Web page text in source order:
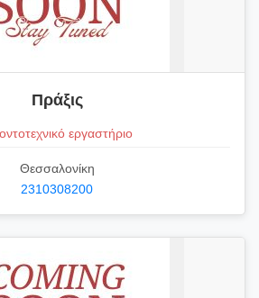
Πράξις
εργαστήριο
Θεσσαλονίκη
2310308200